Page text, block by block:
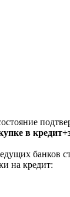
в
банков
на кредит: